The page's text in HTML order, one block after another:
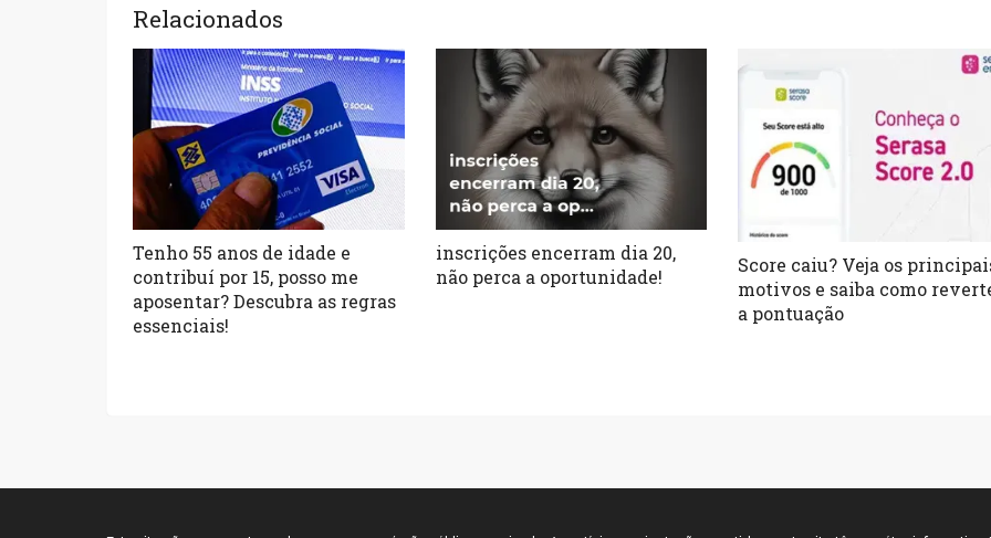
Relacionados
Tenho 55 anos de idade e
contribuí por 15, posso me
aposentar? Descubra as regras
essenciais!
inscrições encerram dia 20,
não perca a oportunidade!
Score caiu? Veja os
motivos e saiba como
a pontuação